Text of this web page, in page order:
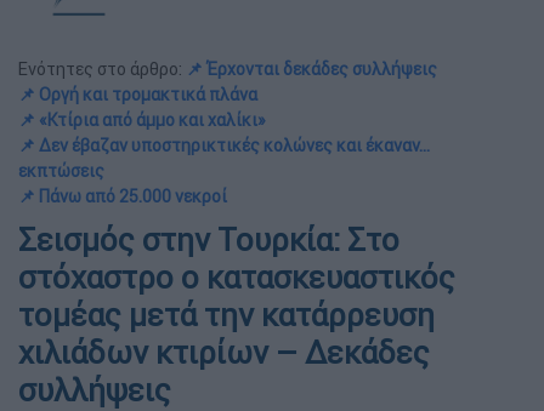
Ενότητες στο άρθρο: 📌 Έρχονται δεκάδες συλλήψεις
📌 Οργή και τρομακτικά πλάνα
📌 «Κτίρια από άμμο και χαλίκι»
📌 Δεν έβαζαν υποστηρικτικές κολώνες και έκαναν...
εκπτώσεις
📌 Πάνω από 25.000 νεκροί
Σεισμός στην Τουρκία: Στο
στόχαστρο ο κατασκευαστικός
τομέας μετά την κατάρρευση
χιλιάδων κτιρίων – Δεκάδες
συλλήψεις